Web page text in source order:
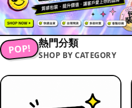
POP! 熱門分類
SHOP BY CATEGORY